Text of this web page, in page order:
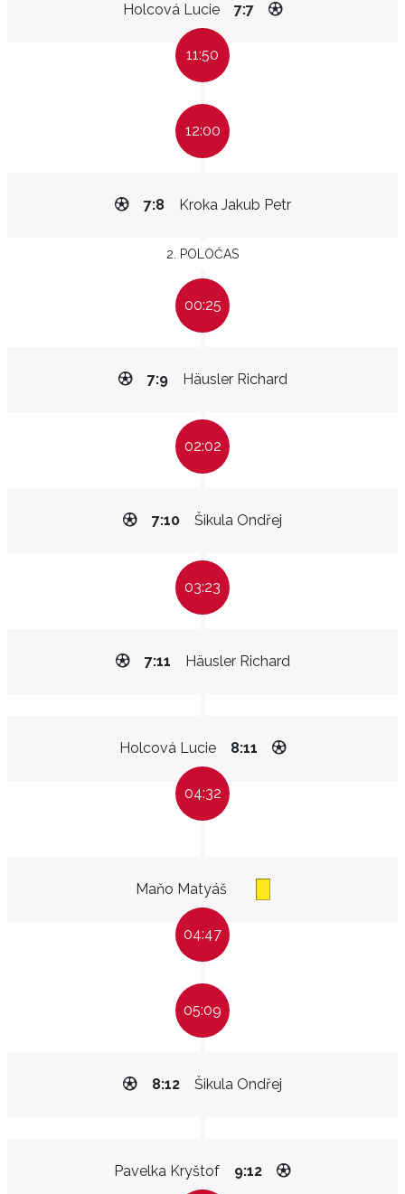
Holcová Lucie 7:7
11:50
12:00
Kroka Jakub Petr
7:8
2. POLOČAS
00:25
Häusler Richard
7:9
02:02
Šikula Ondřej
7:10
03:23
Häusler Richard
7:11
Holcová Lucie 8:11
04:32
Maňo Matyáš
04:47
05:09
Šikula Ondřej
8:12
Pavelka Kryštof 9:12